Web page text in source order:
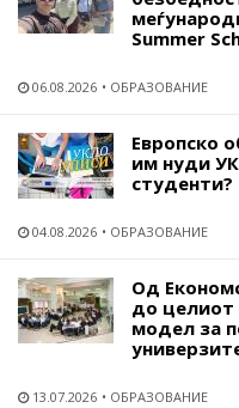
Summer
06.08.2026 ОБРАЗОВАНИЕ
Европско
им нуди
студенти?
04.08.2026 ОБРАЗОВАНИЕ
Од
до целиот
модел за
13.07.2026 ОБРАЗОВАНИЕ